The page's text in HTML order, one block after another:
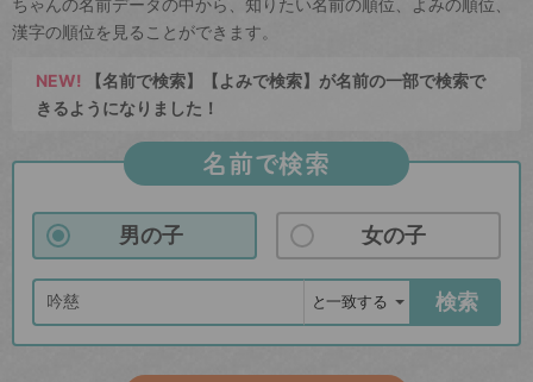
漢字の順位を見ることができます。
NEW! 【名前で検索】【よみで検索】が名前の一部で検索で
きるようになりました！
名前で検索
男の子 女の子
検索